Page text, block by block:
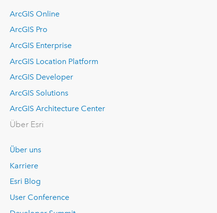
ArcGIS Online
ArcGIS Pro
ArcGIS Enterprise
ArcGIS Location Platform
ArcGIS Developer
ArcGIS Solutions
ArcGIS Architecture Center
Über Esri
Über uns
Karriere
Esri Blog
User Conference